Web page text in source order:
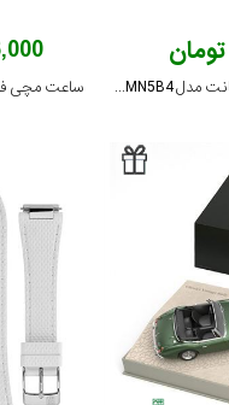
ساعت مچی فردریک کنستانت مدل FC-392RMN5B4